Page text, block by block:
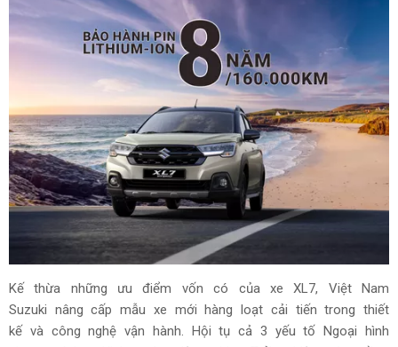
Kế thừa những ưu điểm vốn có của xe XL7, Việt Nam
Suzuki nâng cấp mẫu xe mới hàng loạt cải tiến trong thiết
kế và công nghệ vận hành. Hội tụ cả 3 yếu tố Ngoại hình